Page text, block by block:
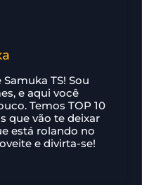
TS! Sou
e aqui você
Temos TOP 10
que vão te deixar
está rolando no
e divirta-se!